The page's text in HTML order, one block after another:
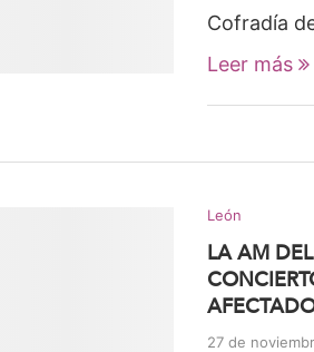
Cofradía
Leer más
León
LA AM
27 de